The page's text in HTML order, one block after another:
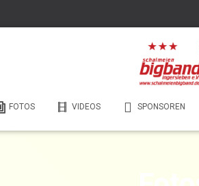
FOTOS VIDEOS SPONSOREN